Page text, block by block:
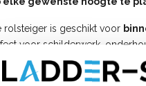
rolsteiger is geschikt voor
voor schilderwerk,
kies je voor een
Alle